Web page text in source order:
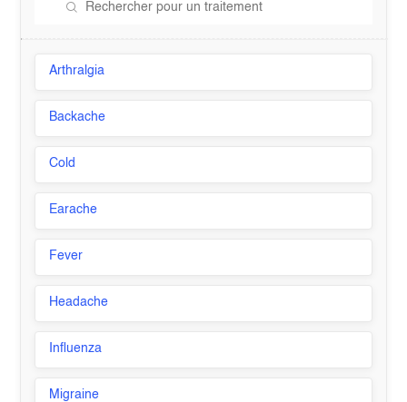
Arthralgia
Backache
Cold
Earache
Fever
Headache
Influenza
Migraine